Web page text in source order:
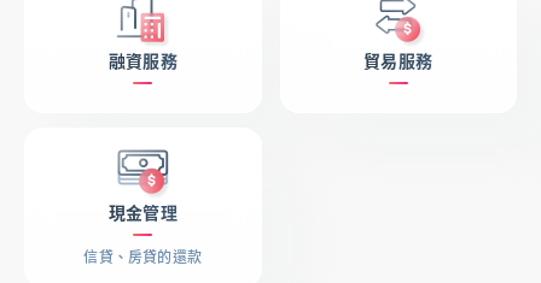
服務據點
融資服務 貿易服務
現金管理
信貸、房貸的還款